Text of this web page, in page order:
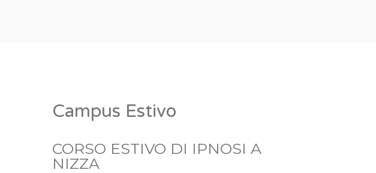
Campus Estivo
CORSO ESTIVO DI IPNOSI A
NIZZA